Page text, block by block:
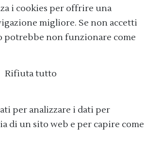
i cookies per offrire una
migliore. Se non accetti
potrebbe non funzionare come
Rifiuta tutto
per analizzare i dati per
di un sito web e per capire come